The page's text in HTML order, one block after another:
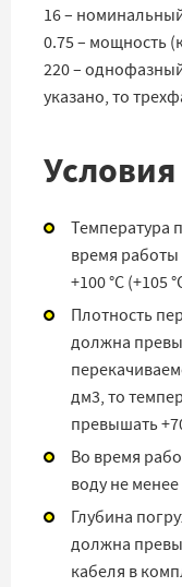
16 –
0.75 – мощность
220 –
указано, то
Температура
время
+100 °C (+105
Плотность
должна
дм3, то
превышать
Во время
воду не
Глубина
должна
кабеля в